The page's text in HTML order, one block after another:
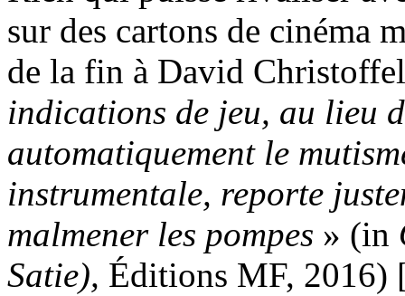
sur des cartons de cinéma
de la fin à David
indications de jeu, au lieu
automatiquement le
instrumentale, reporte
malmener les pompes » (in
Satie), Éditions MF,